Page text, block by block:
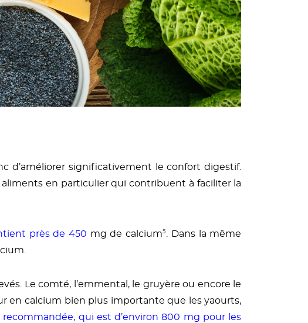
d’améliorer significativement le confort digestif.
en particulier qui contribuent à faciliter la
près de 450 mg de calcium⁵ . Dans la même
Le comté, l’emmental, le gruyère ou encore le
en calcium bien plus importante que les yaourts,
qui est d’environ 800 mg pour les